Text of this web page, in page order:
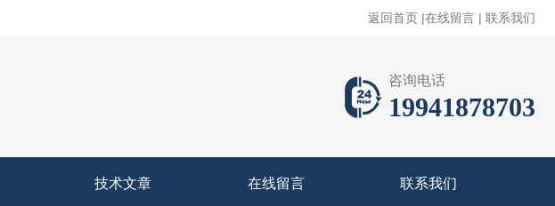
返回首页 |在线留言 | 联系我们
咨询电话
19941878703
技术文章 在线留言 联系我们